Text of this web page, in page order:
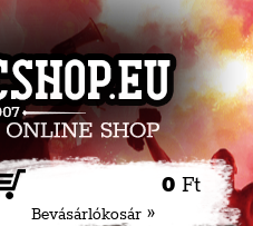
0 Ft
Bevásárlókosár »